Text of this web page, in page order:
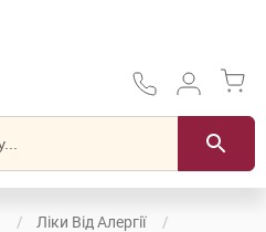
Ліки Від Алергії